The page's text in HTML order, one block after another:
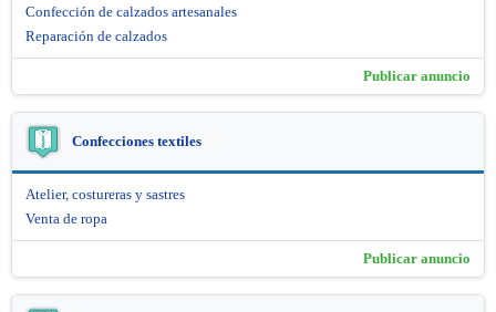
Confección de calzados artesanales
Reparación de calzados
Publicar anuncio
Confecciones textiles
Atelier, costureras y sastres
Venta de ropa
Publicar anuncio